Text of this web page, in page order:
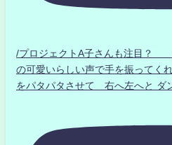
/プロジェクトA子さんも注目？
の可愛いらしい声で手を振ってく
をパタパタさせて 右へ左へと ダ